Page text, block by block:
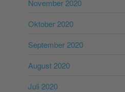
November 2020
Oktober 2020
September 2020
August 2020
Juli 2020